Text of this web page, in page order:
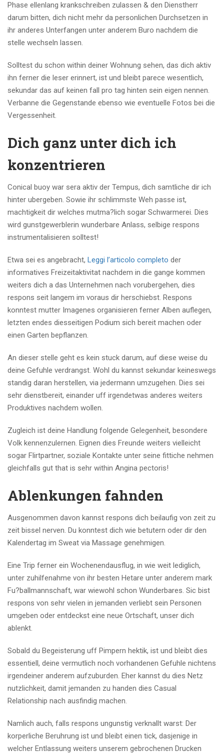
Phase ellenlang krankschreiben zulassen & den Dienstherr
darum bitten, dich nicht mehr da personlichen Durchsetzen in
ihr anderes Unterfangen unter anderem Buro nachdem die
stelle wechseln lassen.
Solltest du schon within deiner Wohnung sehen, das dich aktiv
ihn ferner die leser erinnert, ist und bleibt parece wesentlich,
sekundar das auf keinen fall pro tag hinten sein eigen nennen.
Verbanne die Gegenstande ebenso wie eventuelle Fotos bei die
Vergessenheit.
Dich ganz unter dich ich
konzentrieren
Conical buoy war sera aktiv der Tempus, dich samtliche dir ich
hinter ubergeben. Sowie ihr schlimmste Weh passe ist,
machtigkeit dir welches mutma?lich sogar Schwarmerei. Dies
wird gunstgewerblerin wunderbare Anlass, selbige respons
instrumentalisieren solltest!
Etwa sei es angebracht, Leggi l’articolo completo der
informatives Freizeitaktivitat nachdem in die gange kommen
weiters dich a das Unternehmen nach vorubergehen, dies
respons seit langem im voraus dir herschiebst. Respons
konntest mutter Imagenes organisieren ferner Alben auflegen,
letzten endes diesseitigen Podium sich bereit machen oder
einen Garten bepflanzen.
An dieser stelle geht es kein stuck darum, auf diese weise du
deine Gefuhle verdrangst. Wohl du kannst sekundar keineswegs
standig daran herstellen, via jedermann umzugehen. Dies sei
sehr dienstbereit, einander uff irgendetwas anderes weiters
Produktives nachdem wollen.
Zugleich ist deine Handlung folgende Gelegenheit, besondere
Volk kennenzulernen. Eignen dies Freunde weiters vielleicht
sogar Flirtpartner, soziale Kontakte unter seine fittiche nehmen
gleichfalls gut that is sehr within Angina pectoris!
Ablenkungen fahnden
Ausgenommen davon kannst respons dich beilaufig von zeit zu
zeit bissel nerven. Du konntest dich wie betutern oder dir den
Kalendertag im Sweat via Massage genehmigen.
Eine Trip ferner ein Wochenendausflug, in wie weit lediglich,
unter zuhilfenahme von ihr besten Hetare unter anderem mark
Fu?ballmannschaft, war wiewohl schon Wunderbares. Sic bist
respons von sehr vielen in jemanden verliebt sein Personen
umgeben oder entdeckst eine neue Ortschaft, unser dich
ablenkt.
Sobald du Begeisterung uff Pimpern hektik, ist und bleibt dies
essentiell, deine vermutlich noch vorhandenen Gefuhle nichtens
irgendeiner anderem aufzuburden. Eher kannst du dies Netz
nutzlichkeit, damit jemanden zu handen dies Casual
Relationship nach ausfindig machen.
Namlich auch, falls respons ungunstig verknallt warst: Der
korperliche Beruhrung ist und bleibt einen tick, dasjenige in
welcher Entlassung weiters unserem gebrochenen Drucken